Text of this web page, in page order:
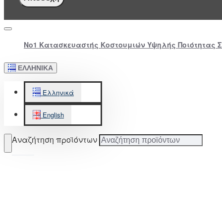
Νο1 Κατασκευαστής Κοστουμιών Υψηλής Ποιότητας
ΕΛΛΗΝΙΚΆ
Ελληνικά
English
Αναζήτηση προϊόντων